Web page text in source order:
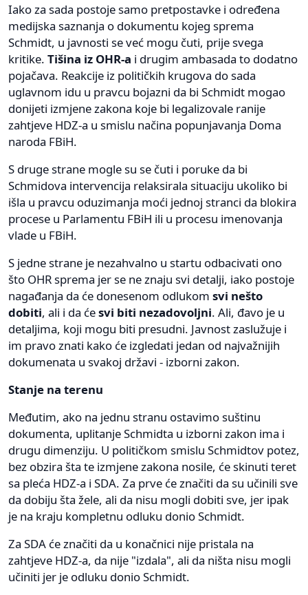
Iako za sada postoje samo pretpostavke i određena
medijska saznanja o dokumentu kojeg sprema
Schmidt, u javnosti se već mogu čuti, prije svega
kritike. Tišina iz OHR-a i drugim ambasada to dodatno
pojačava. Reakcije iz političkih krugova do sada
uglavnom idu u pravcu bojazni da bi Schmidt mogao
donijeti izmjene zakona koje bi legalizovale ranije
zahtjeve HDZ-a u smislu načina popunjavanja Doma
naroda FBiH.
S druge strane mogle su se čuti i poruke da bi
Schmidova intervencija relaksirala situaciju ukoliko bi
išla u pravcu oduzimanja moći jednoj stranci da blokira
procese u Parlamentu FBiH ili u procesu imenovanja
vlade u FBiH.
S jedne strane je nezahvalno u startu odbacivati ono
što OHR sprema jer se ne znaju svi detalji, iako postoje
nagađanja da će donesenom odlukom svi nešto
dobiti, ali i da ćesvi biti nezadovoljni. Ali, đavo je u
detaljima, koji mogu biti presudni. Javnost zaslužuje i
im pravo znati kako će izgledati jedan od najvažnijih
dokumenata u svakoj državi - izborni zakon.
Stanje na terenu
Međutim, ako na jednu stranu ostavimo suštinu
dokumenta, uplitanje Schmidta u izborni zakon ima i
drugu dimenziju. U političkom smislu Schmidtov potez,
bez obzira šta te izmjene zakona nosile, će skinuti teret
sa pleća HDZ-a i SDA. Za prve će značiti da su učinili sve
da dobiju šta žele, ali da nisu mogli dobiti sve, jer ipak
je na kraju kompletnu odluku donio Schmidt.
Za SDA će značiti da u konačnici nije pristala na
zahtjeve HDZ-a, da nije "izdala", ali da ništa nisu mogli
učiniti jer je odluku donio Schmidt.